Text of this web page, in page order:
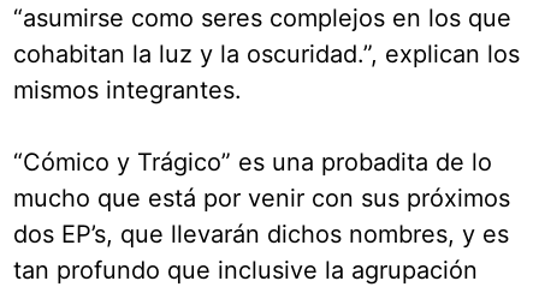
“asumirse como seres complejos en los que
cohabitan la luz y la oscuridad.”, explican los
mismos integrantes.
“Cómico y Trágico” es una probadita de lo
mucho que está por venir con sus próximos
dos EP’s, que llevarán dichos nombres, y es
tan profundo que inclusive la agrupación